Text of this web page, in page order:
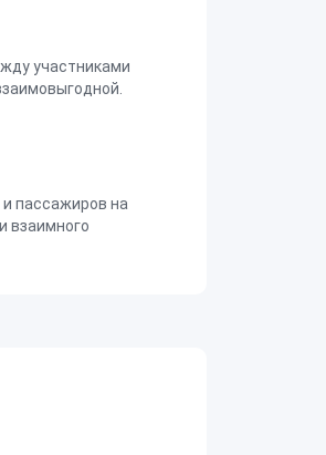
участниками
пассажиров на
взаимного